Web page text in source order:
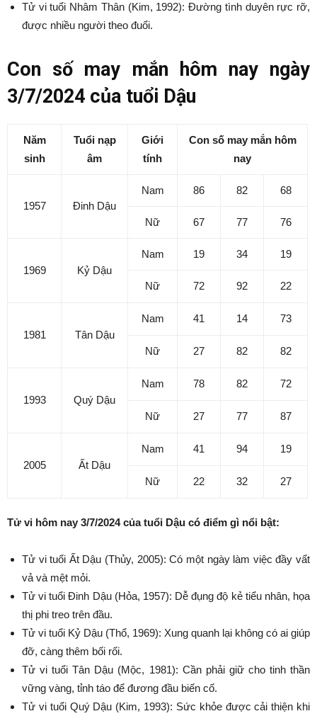
Tử vi tuổi Nhâm Thân (Kim, 1992): Đường tình duyên rực rỡ,
được nhiều người theo đuổi.
Con số may mắn hôm nay ngày
3/7/2024 của tuổi Dậu
Năm
sinh
Tuổi nạp
âm
Giới
tính
Con số may mắn hôm
nay
1957 Đinh Dậu
Nam 86 82 68
Nữ 67 77 76
1969 Kỷ Dậu
Nam 19 34 19
Nữ 72 92 22
1981 Tân Dậu
Nam 41 14 73
Nữ 27 82 82
1993 Quý Dậu
Nam 78 82 72
Nữ 27 77 87
2005 Ất Dậu
Nam 41 94 19
Nữ 22 32 27
Tử vi hôm nay 3/7/2024 của tuổi Dậu có điểm gì nổi bật:
Tử vi tuổi Ất Dậu (Thủy, 2005): Có một ngày làm việc đầy vất
vả và mệt mỏi.
Tử vi tuổi Đinh Dậu (Hỏa, 1957): Dễ đụng độ kẻ tiểu nhân, họa
thị phi treo trên đầu.
Tử vi tuổi Kỷ Dậu (Thổ, 1969): Xung quanh lại không có ai giúp
đỡ, càng thêm bối rối.
Tử vi tuổi Tân Dậu (Mộc, 1981): Cần phải giữ cho tinh thần
vững vàng, tỉnh táo để đương đầu biến cố.
Tử vi tuổi Quý Dậu (Kim, 1993): Sức khỏe được cải thiện khi